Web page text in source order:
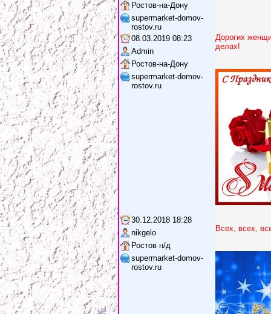
Ростов-на-Дону
supermarket-domov-
rostov.ru
08.03.2019 08:23
Admin
Ростов-на-Дону
supermarket-domov-
rostov.ru
Дорогих
делах!
30.12.2018 18:28
nikgelo
Ростов н/д
supermarket-domov-
rostov.ru
Всех, всех,
*
*